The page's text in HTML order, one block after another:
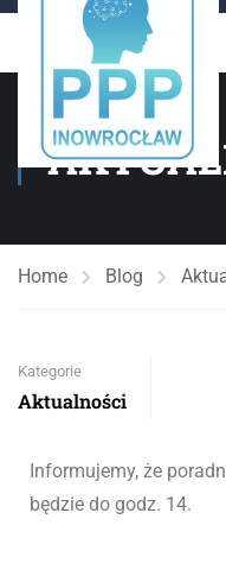
Home Blog
Kategorie
Aktualności
Informujemy, że
będzie do godz. 14.